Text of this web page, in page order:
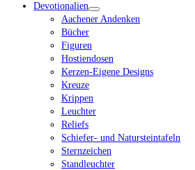
Devotionalien
Aachener Andenken
Bücher
Figuren
Hostiendosen
Kerzen-Eigene Designs
Kreuze
Krippen
Leuchter
Reliefs
Schiefer- und Natursteintafeln
Sternzeichen
Standleuchter